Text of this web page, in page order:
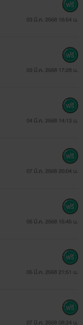
03 มี.ค. 2568 16:54 น.
03 มี.ค. 2568 17:28 น.
04 มี.ค. 2568 14:13 น.
07 มี.ค. 2568 20:04 น.
05 มี.ค. 2568 15:45 น.
05 มี.ค. 2568 21:51 น.
07 มี.ค. 2568 08:24 น.